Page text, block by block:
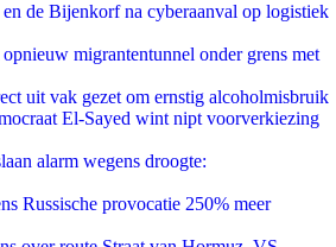
de Bijenkorf na cyberaanval op logistiek
migrantentunnel onder grens met
uit vak gezet om ernstig alcoholmisbruik
El-Sayed wint nipt voorverkiezing
alarm wegens droogte:
Russische provocatie 250% meer